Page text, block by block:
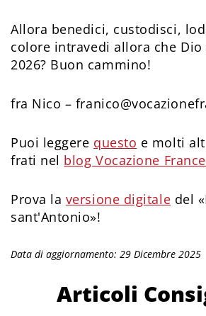
Allora benedici, custodisci,
colore intravedi allora che
2026? Buon cammino!
fra Nico –
Puoi leggere questo e molti
frati nel blog Vocazione
Prova la versione digitale del
sant'Antonio»!
Data di aggiornamento: 29 Dicembre 2025
Articoli